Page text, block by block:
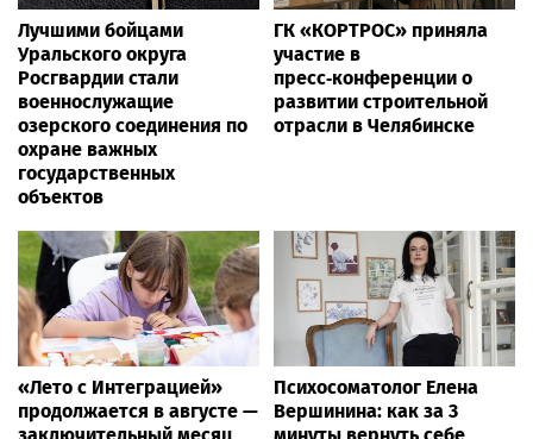
Лучшими бойцами
Уральского округа
Росгвардии стали
военнослужащие
озерского соединения по
охране важных
государственных
объектов
ГК «КОРТРОС» приняла
участие в
пресс‑конференции о
развитии строительной
отрасли в Челябинске
«Лето с Интеграцией»
продолжается в августе —
Психосоматолог Елена
Вершинина: как за 3